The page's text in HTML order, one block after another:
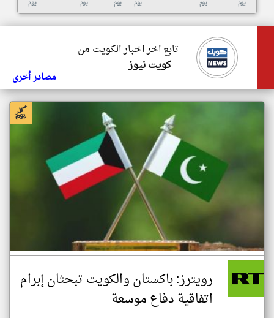
يوم يوم يوم يوم يوم يوم
تابع اخر اخبار الكويت من
كويت نيوز
مصادر أخرى
رويترز: باكستان والكويت تبحثان إبرام
اتفاقية دفاع موسعة